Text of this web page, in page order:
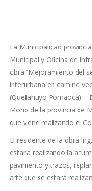
La Municipalidad
Municipal y Oficina de
obra “Mejoramiento del
interurbana en camino
(Quellahuyo Pomaoca) –
Moho de la provincia de
que viene realizando el
El residente de la obra
estaría realizando la
pavimento y trazos,
arte que se estará